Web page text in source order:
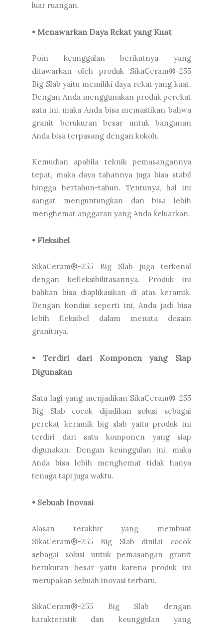
luar ruangan.
• Menawarkan Daya Rekat yang Kuat
Poin keunggulan berikutnya yang
ditawarkan oleh produk SikaCeram®-255
Big Slab yaitu memiliki daya rekat yang kuat.
Dengan Anda menggunakan produk perekat
satu ini, maka Anda bisa memastikan bahwa
granit berukuran besar untuk bangunan
Anda bisa terpasang dengan kokoh.
Kemudian apabila teknik pemasangannya
tepat, maka daya tahannya juga bisa stabil
hingga bertahun-tahun. Tentunya, hal ini
sangat menguntungkan dan bisa lebih
menghemat anggaran yang Anda keluarkan.
• Fleksibel
SikaCeram®-255 Big Slab juga terkenal
dengan kefleksibilitasannya. Produk ini
bahkan bisa diaplikasikan di atas keramik.
Dengan kondisi seperti ini, Anda jadi bisa
lebih fleksibel dalam menata desain
granitnya.
• Terdiri dari Komponen yang Siap
Digunakan
Satu lagi yang menjadikan SikaCeram®-255
Big Slab cocok dijadikan solusi sebagai
perekat keramik big slab yaitu produk ini
terdiri dari satu komponen yang siap
digunakan. Dengan keunggulan ini, maka
Anda bisa lebih menghemat tidak hanya
tenaga tapi juga waktu.
• Sebuah Inovasi
Alasan terakhir yang membuat
SikaCeram®-255 Big Slab dinilai cocok
sebagai solusi untuk pemasangan granit
berukuran besar yaitu karena produk ini
merupakan sebuah inovasi terbaru.
SikaCeram®-255 Big Slab dengan
karakteristik dan keunggulan yang